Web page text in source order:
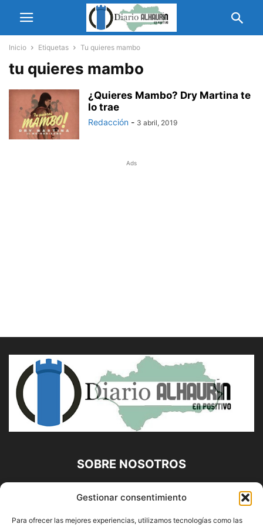
Gestionar consentimiento
Para ofrecer las mejores experiencias, utilizamos tecnologías como las
Inicio Etiquetas Tu quieres mambo
tu quieres mambo
¿Quieres Mambo? Dry Martina te
lo trae
Redacción - 3 abril, 2019
Ads
SOBRE NOSOTROS
Diario Alhaurín (www.alhaurindelatorre.com) Propiedad de
Francisco E. López López | 639 95 71 95 | Noticias de
Alhaurín de la Torre, Málaga y Provincia|